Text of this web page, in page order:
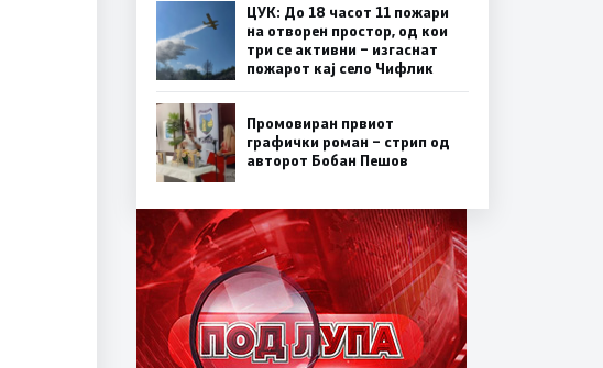
ЦУК: До 18 часот 11 пожари
на отворен простор, од кои
три се активни – изгаснат
пожарот кај село Чифлик
Промовиран првиот
графички роман – стрип од
авторот Бобан Пешов